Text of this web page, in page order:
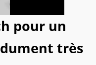
pour un
très